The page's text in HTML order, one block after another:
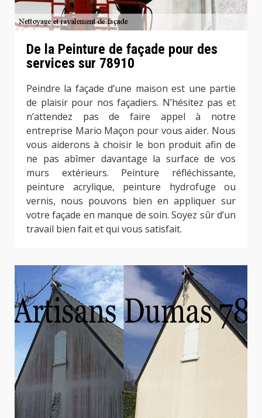
De la Peinture de façade pour des
services sur 78910
Peindre la façade d’une maison est une partie
de plaisir pour nos façadiers. N’hésitez pas et
n’attendez pas de faire appel à notre
entreprise Mario Maçon pour vous aider. Nous
vous aiderons à choisir le bon produit afin de
ne pas abîmer davantage la surface de vos
murs extérieurs. Peinture réfléchissante,
peinture acrylique, peinture hydrofuge ou
vernis, nous pouvons bien en appliquer sur
votre façade en manque de soin. Soyez sûr d’un
travail bien fait et qui vous satisfait.